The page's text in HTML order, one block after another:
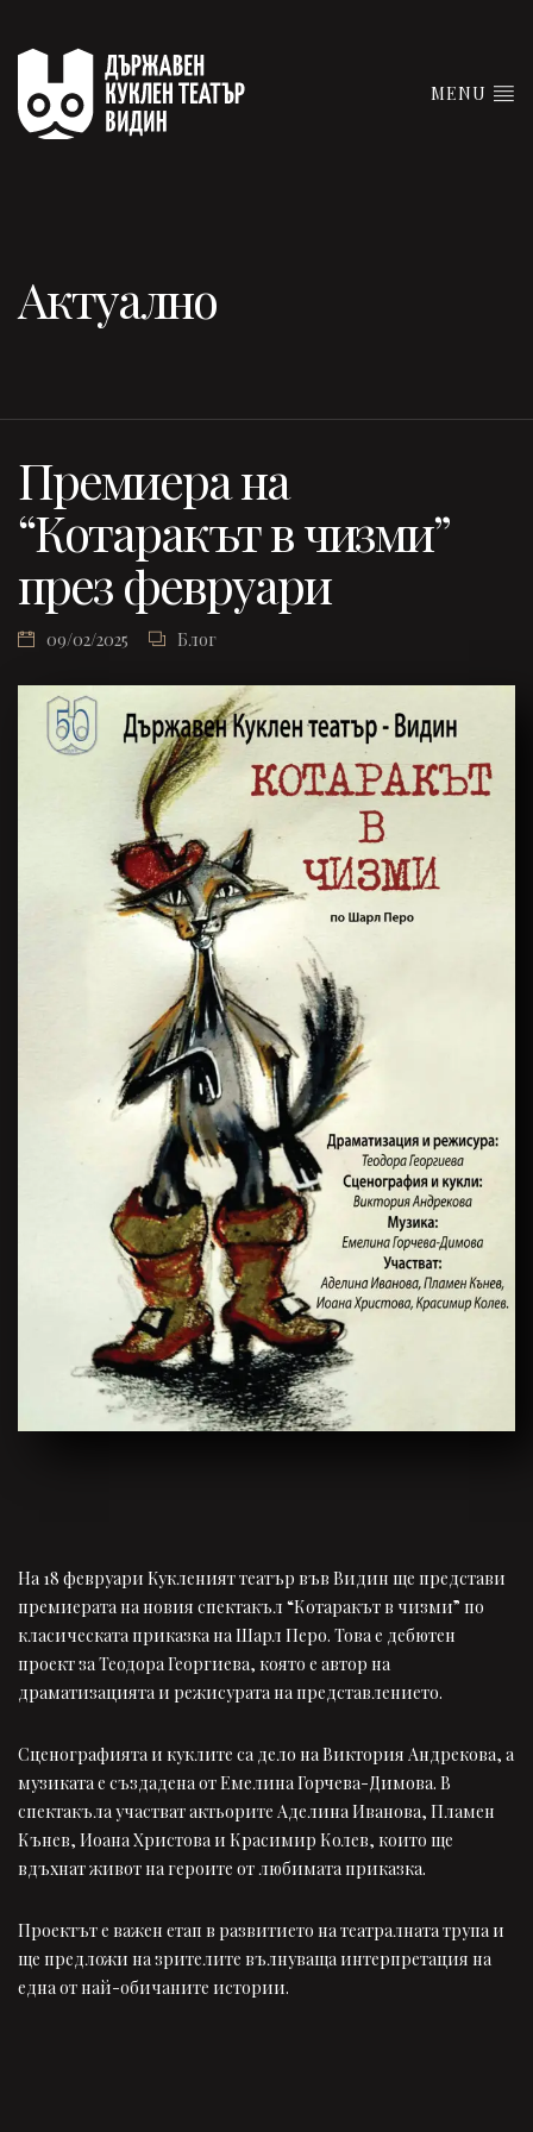
MENU
Актуално
Премиера на
“Котаракът в чизми”
през февруари
09/02/2025 Блог
На 18 февруари Кукленият театър във Видин ще представи
премиерата на новия спектакъл “Котаракът в чизми” по
класическата приказка на Шарл Перо. Това е дебютен
проект за Теодора Георгиева, която е автор на
драматизацията и режисурата на представлението.
Сценографията и куклите са дело на Виктория Андрекова, а
музиката е създадена от Емелина Горчева-Димова. В
спектакъла участват актьорите Аделина Иванова, Пламен
Кънев, Иоана Христова и Красимир Колев, които ще
вдъхнат живот на героите от любимата приказка.
Проектът е важен етап в развитието на театралната трупа и
ще предложи на зрителите вълнуваща интерпретация на
една от най-обичаните истории.